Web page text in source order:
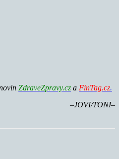
ZdraveZpravy.cz a FinTag.cz.
–JOVI/TONI–